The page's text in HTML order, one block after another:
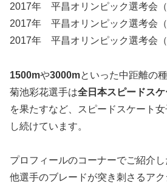
2017年 平昌オリンピック選考会
2017年 平昌オリンピック選考会
2017年 平昌オリンピック選考会
1500mや3000mといった中距離の
菊池彩花選手は全日本スピードス
を果たすなど、スピードスケート
し続けています。
プロフィールのコーナーでご紹介
他選手のブレードが突き刺さるア